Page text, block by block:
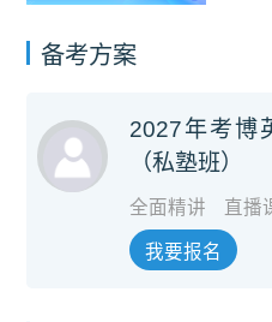
备考方案
2027年考博
（私塾班）
全面精讲 直播
我要报名